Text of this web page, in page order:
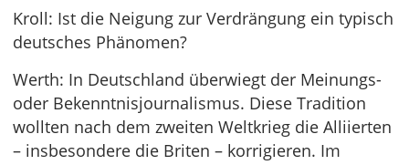
Kroll: Ist die Neigung zur Verdrängung ein typisch
deutsches Phänomen?
Werth: In Deutschland überwiegt der Meinungs-
oder Bekenntnisjournalismus. Diese Tradition
wollten nach dem zweiten Weltkrieg die Alliierten
– insbesondere die Briten – korrigieren. Im